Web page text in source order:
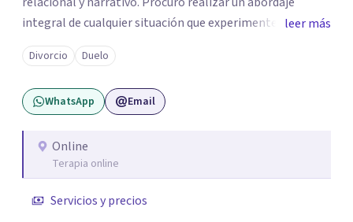
integral de cualquier situación que experimenten mis
consultantes y así lograr una comprensión que favorezca
procesos de aprendizaje significativo y potencializar así
la movilización de recursos en pro de la solución y el
bienestar.
leer más
Divorcio Duelo
WhatsApp Email
Online
Terapia online
Servicios y precios